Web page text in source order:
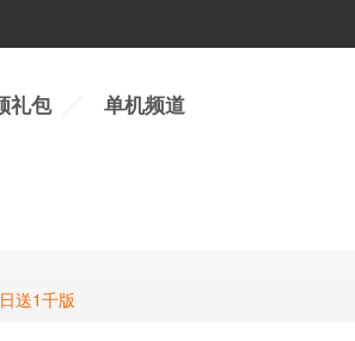
礼包 单机频道
送1千版